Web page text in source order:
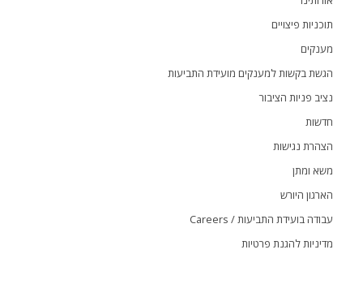
תוכניות פיצויים
מענקים
הגשת בקשות למענקים מועידת התביעות
נציב פניות הציבור
חדשות
הצהרת נגישות
משא ומתן
הארגון היורש
עבודה בועידת התביעות / Careers
מדיניות להגנת פרטיות